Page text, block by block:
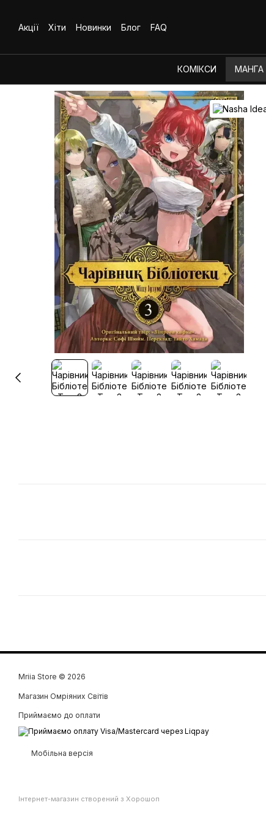
Акції
Хіти Новинки Блог FAQ
КОМІКСИ МАНГА
Mriia Store © 2026
Магазин Омріяних Світів
Приймаємо до оплати
Мобільна версія
Інтернет-магазин створений з Хорошоп